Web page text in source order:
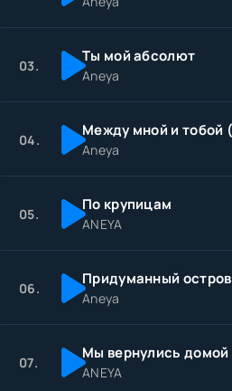
03. Ты мой абсолют
Aneya
04. Между мной и тобой
Aneya
05. По крупицам
ANEYA
06. Придуманный остров
Aneya
07. Мы вернулись домой
ANEYA